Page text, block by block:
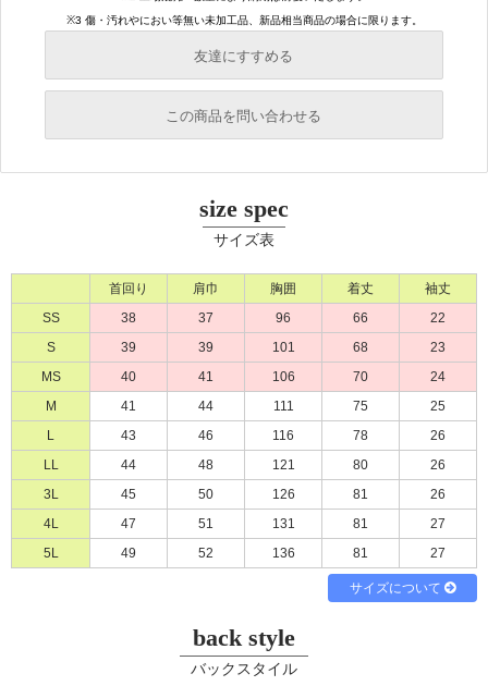
友達にすすめる
必須
必須
この商品を問い合わせる
必須
プライバシーポリシーをご確認ください。
size spec
サイズ表
首回り 肩巾 胸囲 着丈
袖丈
SS
38 37 96 66
22
S
39 39 101 68
23
MS
40 41 106 70
24
M
41 44 111 75
25
L
43 46 116 78
26
LL
44 48 121 80
26
3L
45 50 126 81
26
4L
47 51 131 81
27
5L
49 52 136 81 27
サイズについて
back style
バックスタイル